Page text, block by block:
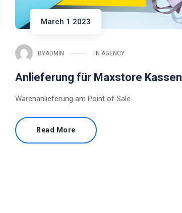
March 1 2023
BYADMIN IN AGENCY
Anlieferung für Maxstore Kassen
Warenanlieferung am Point of Sale
Read More